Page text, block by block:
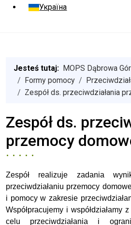
Україна
Jesteś tutaj: MOPS Dąbrowa
Formy pomocy
Zespół ds. przeciwdziałania
Zespół ds.
przemocy
Zespół realizuje zadania
przeciwdziałaniu przemocy
i pomocy w zakresie
Współpracujemy i współdziałamy
celu przeciwdziałania i